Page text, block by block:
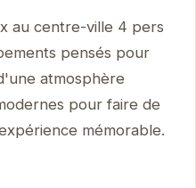
au centre-ville 4 pers
pensés pour
atmosphère
pour faire de
mémorable.